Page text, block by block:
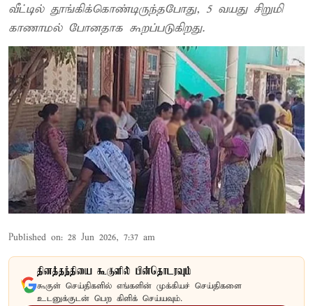
வீட்டில் தூங்கிக்கொண்டிருந்தபோது, 5 வயது சிறுமி
காணாமல் போனதாக கூறப்படுகிறது.
Published on: 28 Jun 2026, 7:37 am
தினத்தந்தியை கூகுளில் பின்தொடரவும்
கூகுள் செய்திகளில் எங்களின் முக்கியச் செய்திகளை
உடனுக்குடன் பெற கிளிக் செய்யவும்.